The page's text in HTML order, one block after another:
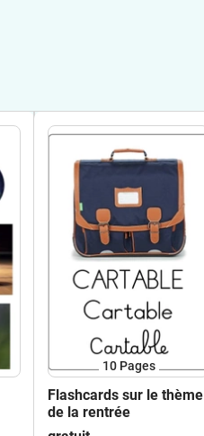
10 Pages
Flashcards sur le thème
de la rentrée